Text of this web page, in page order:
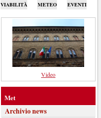
VIABILITÀ METEO EVENTI
Video
Met
Archivio news